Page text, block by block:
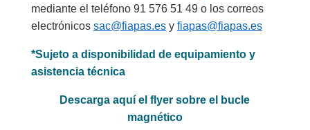
mediante el teléfono 91 576 51 49 o los correos
electrónicos sac@fiapas.esy fiapas@fiapas.es
*Sujeto a disponibilidad de equipamiento y
asistencia técnica
Descarga aquí el flyer sobre el bucle
magnético